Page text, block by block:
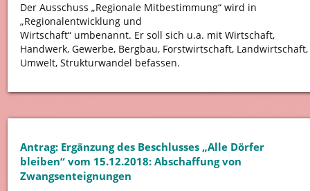
Der Ausschuss „Regionale Mitbestimmung“ wird in
„Regionalentwicklung und
Wirtschaft“ umbenannt. Er soll sich u.a. mit Wirtschaft,
Handwerk, Gewerbe, Bergbau, Forstwirtschaft, Landwirtschaft,
Umwelt, Strukturwandel befassen.
Antrag: Ergänzung des Beschlusses „Alle Dörfer
bleiben“ vom 15.12.2018: Abschaffung von
Zwangsenteignungen